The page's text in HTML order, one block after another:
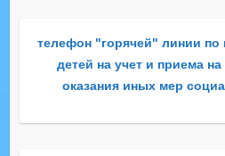
телефон "горячей" линии по
детей на учет и приема
оказания иных мер